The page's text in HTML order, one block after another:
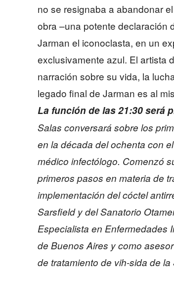
no se resignaba a abandonar
obra –una potente declaración
Jarman el iconoclasta, en un
exclusivamente azul. El artista
narración sobre su vida, la
legado final de Jarman es al
La función de las 21:30 será
Salas conversará sobre los
en la década del ochenta con
médico infectólogo. Comenzó
primeros pasos en materia de
implementación del cóctel
Sarsfield y del Sanatorio
Especialista en Enfermedades
de Buenos Aires y como
de tratamiento de vih-sida de